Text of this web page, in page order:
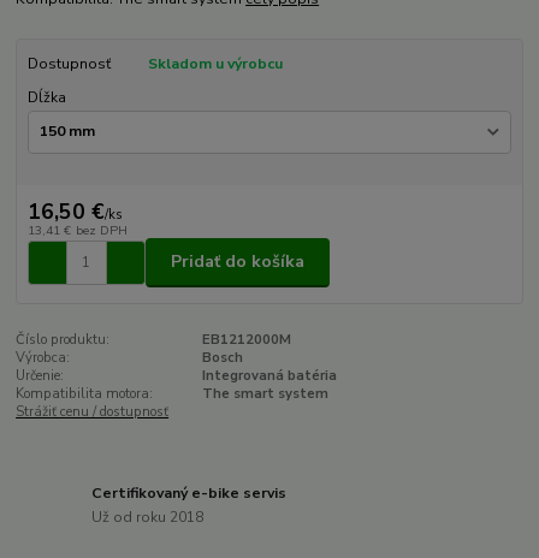
Dostupnosť
Skladom u výrobcu
Dĺžka
16,50 €/ks
13,41 € bez DPH
Pridať do košíka
Číslo produktu:
EB1212000M
Výrobca:
Bosch
Určenie:
Integrovaná batéria
Kompatibilita motora:
The smart system
Strážiť cenu / dostupnosť
Certifikovaný e-bike servis
Už od roku 2018